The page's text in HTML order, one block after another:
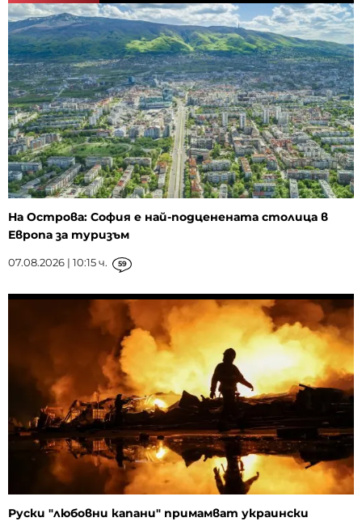
На Острова: София е най-подценената столица в
Европа за туризъм
07.08.2026 | 10:15 ч. 59
Руски "любовни капани" примамват украински